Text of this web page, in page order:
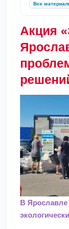
Все
Акция
В Ярославле